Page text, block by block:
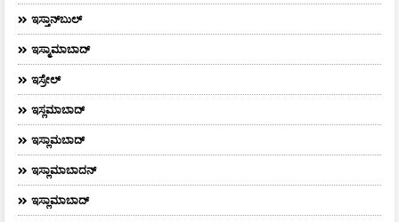
ಇಸ್ತಾನ್‌ಬುಲ್‌
ಇಸ್ಮಾಮಾಬಾದ್
ಇಸ್ರೇಲ್
ಇಸ್ಲಮಾಬಾದ್
ಇಸ್ಲಾಮಬಾದ್
ಇಸ್ಲಾಮಾಬಾದನ್
ಇಸ್ಲಾಮಾಬಾದ್